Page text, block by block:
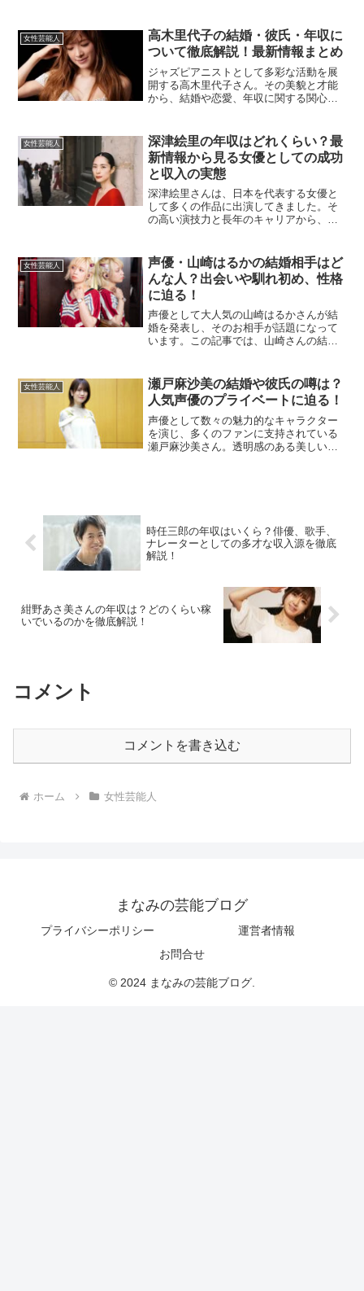
紹介します。杉本エリックさんとはどん
な人？杉本エリックさんは、プ...
女性芸能人
高木里代子の結婚・彼氏・年収に
ついて徹底解説！最新情報まとめ
ジャズピアニストとして多彩な活動を展
開する高木里代子さん。その美貌と才能
から、結婚や恋愛、年収に関する関心が
く解説します。高木里代子は結婚してい
るの？現在、高木里代子さ...
女性芸能人
深津絵里の年収はどれくらい？最
新情報から見る女優としての成功
と収入の実態
深津絵里さんは、日本を代表する女優と
して多くの作品に出演してきました。そ
の高い演技力と長年のキャリアから、多
の年収や収入の推移、そしてその背景に
ついて詳しく解説します。...
女性芸能人
声優・山崎はるかの結婚相手はど
んな人？出会いや馴れ初め、性格
に迫る！
声優として大人気の山崎はるかさんが結
婚を発表し、そのお相手が話題になって
います。この記事では、山崎さんの結婚
ます。山崎はるかの結婚相手・SHiNさん
とは？山崎はるかさ...
女性芸能人
瀬戸麻沙美の結婚や彼氏の噂は？
人気声優のプライベートに迫る！
声優として数々の魅力的なキャラクター
を演じ、多くのファンに支持されている
瀬戸麻沙美さん。透明感のある美しい声
時任三郎の年収はいくら？俳優、歌手、
ナレーターとしての多才な収入源を徹底
解説！
紺野あさ美さんの年収は？どのくらい稼
いでいるのかを徹底解説！
コメント
コメントを書き込む
ホーム 女性芸能人
まなみの芸能ブログ
プライバシーポリシー
運営者情報
お問合せ
© 2024 まなみの芸能ブログ.